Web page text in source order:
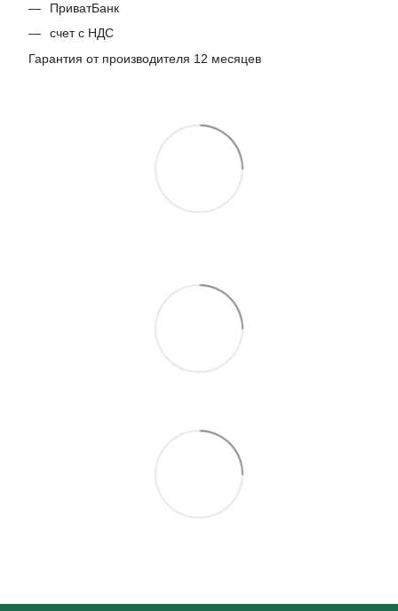
ПриватБанк
счет с НДС
Гарантия от производителя 12 месяцев